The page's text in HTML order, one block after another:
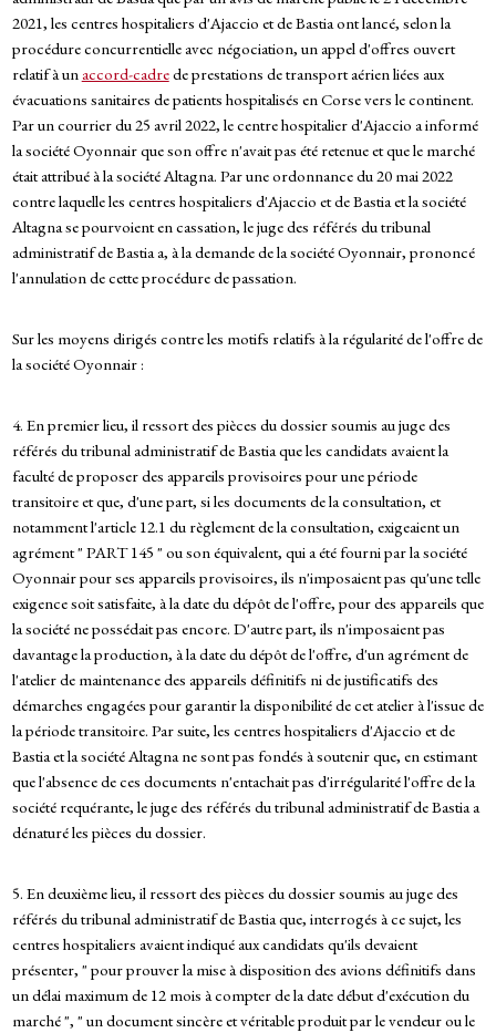
2021, les centres hospitaliers d'Ajaccio et de Bastia ont lancé, selon la
procédure concurrentielle avec négociation, un appel d'offres ouvert
relatif à unaccord-cadrede prestations de transport aérien liées aux
évacuations sanitaires de patients hospitalisés en Corse vers le continent.
Par un courrier du 25 avril 2022, le centre hospitalier d'Ajaccio a informé
la société Oyonnair que son offre n'avait pas été retenue et que le marché
était attribué à la société Altagna. Par une ordonnance du 20 mai 2022
contre laquelle les centres hospitaliers d'Ajaccio et de Bastia et la société
Altagna se pourvoient en cassation, le juge des référés du tribunal
administratif de Bastia a, à la demande de la société Oyonnair, prononcé
l'annulation de cette procédure de passation.
Sur les moyens dirigés contre les motifs relatifs à la régularité de l'offre de
la société Oyonnair :
4. En premier lieu, il ressort des pièces du dossier soumis au juge des
référés du tribunal administratif de Bastia que les candidats avaient la
faculté de proposer des appareils provisoires pour une période
transitoire et que, d'une part, si les documents de la consultation, et
notamment l'article 12.1 du règlement de la consultation, exigeaient un
agrément " PART 145 " ou son équivalent, qui a été fourni par la société
Oyonnair pour ses appareils provisoires, ils n'imposaient pas qu'une telle
exigence soit satisfaite, à la date du dépôt de l'offre, pour des appareils que
la société ne possédait pas encore. D'autre part, ils n'imposaient pas
davantage la production, à la date du dépôt de l'offre, d'un agrément de
l'atelier de maintenance des appareils définitifs ni de justificatifs des
démarches engagées pour garantir la disponibilité de cet atelier à l'issue de
la période transitoire. Par suite, les centres hospitaliers d'Ajaccio et de
Bastia et la société Altagna ne sont pas fondés à soutenir que, en estimant
que l'absence de ces documents n'entachait pas d'irrégularité l'offre de la
société requérante, le juge des référés du tribunal administratif de Bastia a
dénaturé les pièces du dossier.
5. En deuxième lieu, il ressort des pièces du dossier soumis au juge des
référés du tribunal administratif de Bastia que, interrogés à ce sujet, les
centres hospitaliers avaient indiqué aux candidats qu'ils devaient
présenter, " pour prouver la mise à disposition des avions définitifs dans
un délai maximum de 12 mois à compter de la date début d'exécution du
marché ", " un document sincère et véritable produit par le vendeur ou le